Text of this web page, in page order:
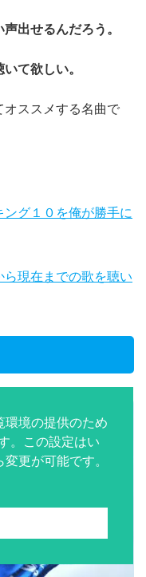
出せるんだろう。
て欲しい。
ススメする名曲で
ング１０を俺が勝手に
現在までの歌を聴い
環境の提供のため
。この設定はい
更が可能です。